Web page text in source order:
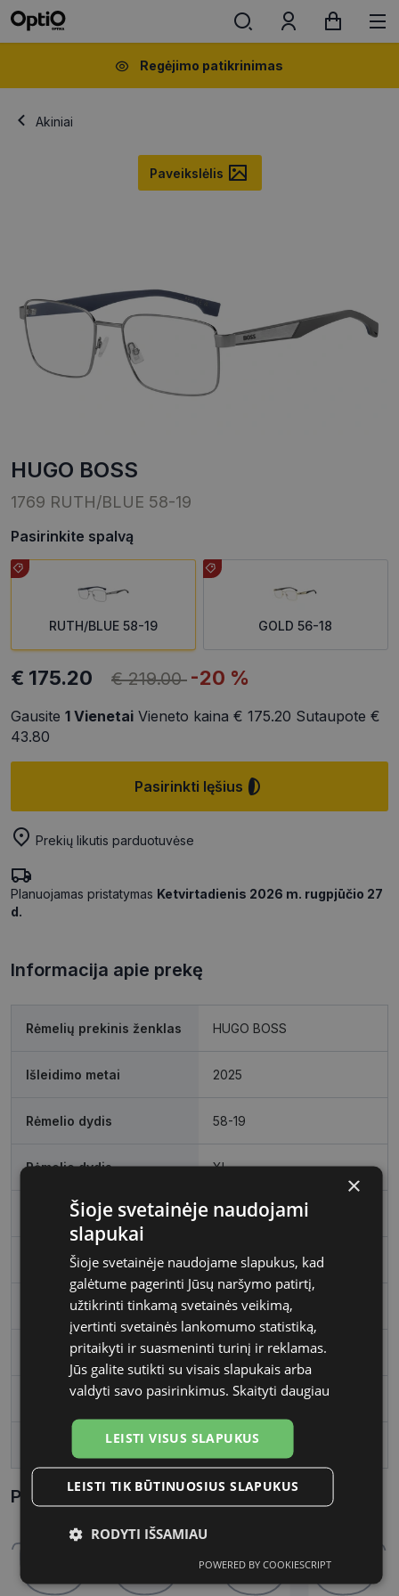
Regėjimo patikrinimas
Akiniai
Paveikslėlis
HUGO BOSS
1769 RUTH/BLUE 58-19
Pasirinkite spalvą
RUTH/BLUE 58-19 GOLD 56-18
€ 175.20 € 219.00 -20 %
Gausite 1 Vienetai Vieneto kaina € 175.20 Sutaupote €
43.80
Pasirinkti lęšius
Prekių likutis parduotuvėse
Planuojamas pristatymas Ketvirtadienis 2026 m. rugpjūčio 27
d.
Informacija apie prekę
Rėmelių prekinis ženklas HUGO BOSS
Išleidimo metai 2025
Rėmelio dydis 58-19
Rėmelio dydis XL
Rėmelio spalva ruth/blue
Rėmelio tipas Metalas
Rėmelio forma Kvadratas
Vartotojų grupė Vyrams
Lęšio plotis 58
Tarpnosės plotis, mm 19
Parametrai Kaip sužinoti savo akinių dydį?
×
Šioje svetainėje naudojami
slapukai
Šioje svetainėje naudojame slapukus, kad
galėtume pagerinti Jūsų naršymo patirtį,
užtikrinti tinkamą svetainės veikimą,
įvertinti svetainės lankomumo statistiką,
pritaikyti ir suasmeninti turinį ir reklamas.
Jūs galite sutikti su visais slapukais arba
valdyti savo pasirinkimus. Skaityti daugiau
LEISTI VISUS SLAPUKUS
LEISTI TIK BŪTINUOSIUS SLAPUKUS
RODYTI IŠSAMIAU
slapukai
Statistikos
slapukai
Rinkodaros
slapukai
POWERED BY COOKIESCRIPT